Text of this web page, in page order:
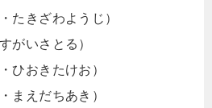
たきざわようじ）
がいさとる）
ひおきたけお）
まえだちあき）